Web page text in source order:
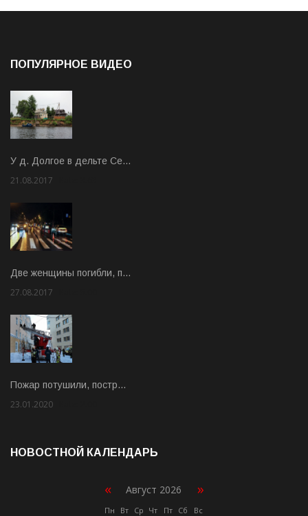
ПОПУЛЯРНОЕ ВИДЕО
У д. Долгое в дельте Се…
21.08.2017
Две женщины погибли, п…
27.08.2017
Пожар потушили, постр…
23.01.2020
НОВОСТНОЙ КАЛЕНДАРЬ
« Август 2026 »
Пн Вт Ср Чт Пт Сб Вс